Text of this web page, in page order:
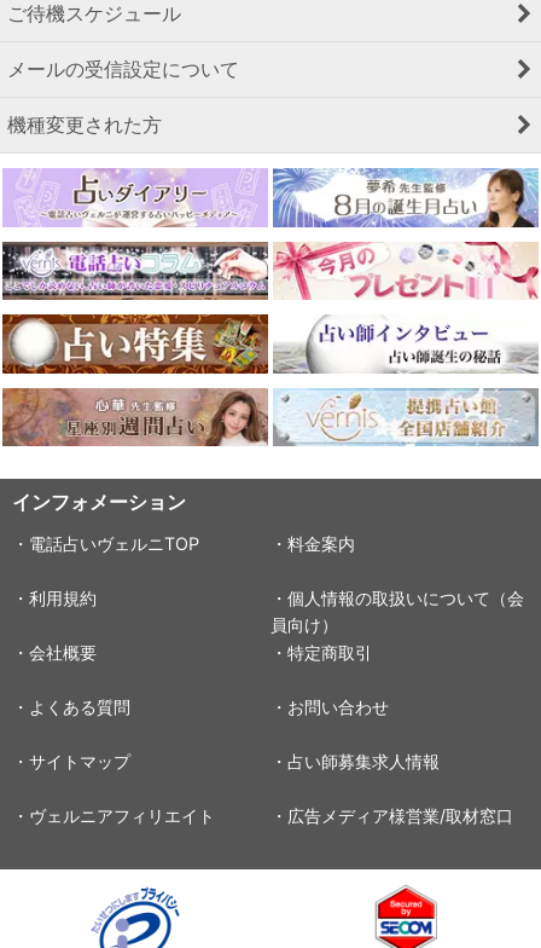
ご待機スケジュール
メールの受信設定について
機種変更された方
インフォメーション
・電話占いヴェルニTOP ・料金案内
・利用規約
・個人情報の取扱いについて（会
員向け）
・会社概要
・特定商取引
・よくある質問 ・お問い合わせ
・サイトマップ ・占い師募集求人情報
・ヴェルニアフィリエイト ・広告メディア様営業/取材窓口